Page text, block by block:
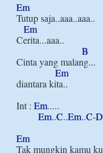
Em
Tutup saja..aaa..aaa..
Em
Cerita...aaa..
B
Cinta yang malang...
Em
diantara kita..
Int : Em.....
Em..C..Em..C-D
Em